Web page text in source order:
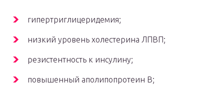
гипертриглицеридемия;
низкий уровень холестерина ЛПВП;
резистентность к инсулину;
повышенный аполипопротеин B;